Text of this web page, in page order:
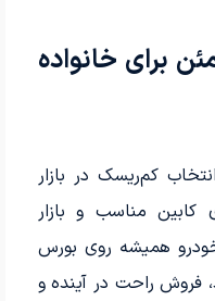
برای خانواده
کم‌ریسک در بازار
مناسب و بازار
همیشه روی بورس
فروش راحت در آینده و